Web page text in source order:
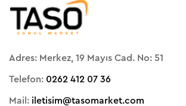
Adres: Merkez, 19 Mayıs Cad. No: 51
Telefon: 0262 412 07 36
Mail: iletisim@tasomarket.com